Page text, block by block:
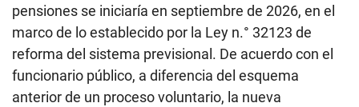
pensiones se iniciaría en septiembre de 2026, en el
marco de lo establecido por la Ley n.° 32123 de
reforma del sistema previsional. De acuerdo con el
funcionario público, a diferencia del esquema
anterior de un proceso voluntario, la nueva